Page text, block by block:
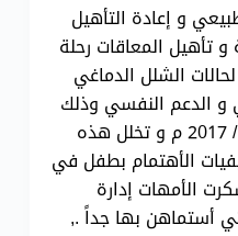
و إعادة التأهيل
و تأهيل المعاقات رحلة
الشلل الدماغي
و الدعم النفسي وذلك
يوم الأحد الموافق 22 / 10 / 2017 م و تخلل هذه
الأهتمام بطفل في
الأمهات إدارة
أستماهن بها جداً .,